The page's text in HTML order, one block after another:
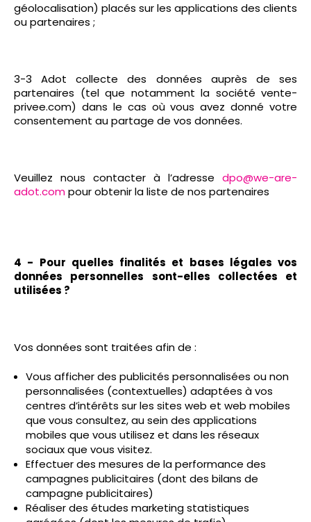
géolocalisation) placés sur les applications des clients
ou partenaires ;
3-3 Adot collecte des données auprès de ses
partenaires (tel que notamment la société vente-
privee.com) dans le cas où vous avez donné votre
consentement au partage de vos données.
Veuillez nous contacter à l’adresse dpo@we-are-
adot.compour obtenir la liste de nos partenaires
4 - Pour quelles finalités et bases légales vos
données personnelles sont-elles collectées et
utilisées ?
Vos données sont traitées afin de :
Vous afficher des publicités personnalisées ou non
personnalisées (contextuelles) adaptées à vos
centres d’intérêts sur les sites web et web mobiles
que vous consultez, au sein des applications
mobiles que vous utilisez et dans les réseaux
sociaux que vous visitez.
Effectuer des mesures de la performance des
campagnes publicitaires (dont des bilans de
campagne publicitaires)
Réaliser des études marketing statistiques